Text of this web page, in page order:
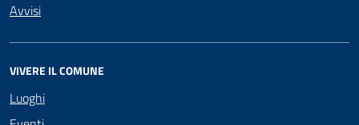
Avvisi
VIVERE IL COMUNE
Luoghi